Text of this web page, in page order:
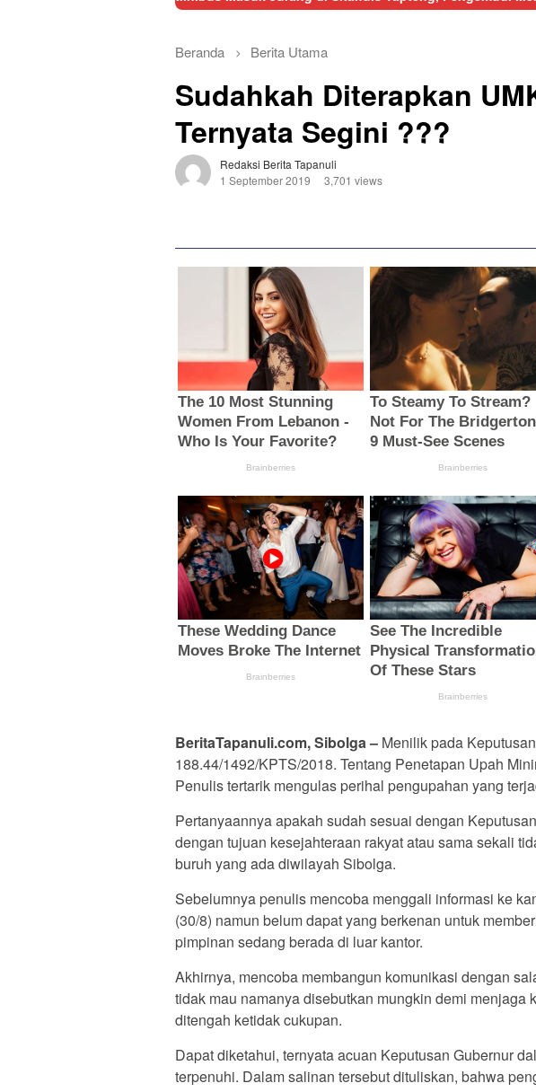
Beranda Berita Utama
Sudahkah Diterapkan
Ternyata Segini ???
Redaksi Berita Tapanuli
1 September 2019
3,701 views
BeritaTapanuli.com, Sibolga – Menilik pada
188.44/1492/KPTS/2018. Tentang Penetapan Upah
Penulis tertarik mengulas perihal pengupahan yang
Pertanyaannya apakah sudah sesuai dengan
dengan tujuan kesejahteraan rakyat atau sama sekali
buruh yang ada diwilayah Sibolga.
Sebelumnya penulis mencoba menggali informasi ke
(30/8) namun belum dapat yang berkenan untuk
pimpinan sedang berada di luar kantor.
Akhirnya, mencoba membangun komunikasi dengan
tidak mau namanya disebutkan mungkin demi menjaga
ditengah ketidak cukupan.
Dapat diketahui, ternyata acuan Keputusan Gubernur
terpenuhi. Dalam salinan tersebut dituliskan, bahwa